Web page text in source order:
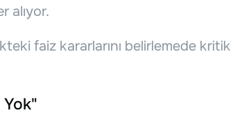
alıyor.
faiz kararlarını belirlemede kritik